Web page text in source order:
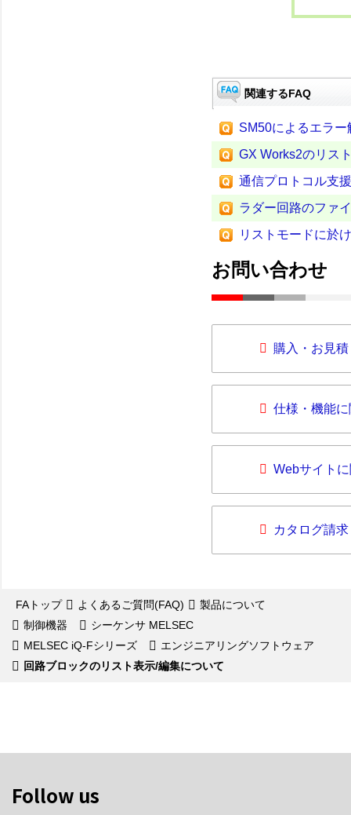
関連するFAQ
SM50によるエラ
GX Works2のリス
通信プロトコル支
ラダー回路のファ
リストモードに於
お問い合わせ
購入・お見
仕様・機能
Webサイト
カタログ請求
FAトップ よくあるご質問(FAQ)
製品について
制御機器
シーケンサ MELSEC
MELSEC iQ-Fシリーズ
エンジニアリングソフトウェア
回路ブロックのリスト表示/編集について
Follow us